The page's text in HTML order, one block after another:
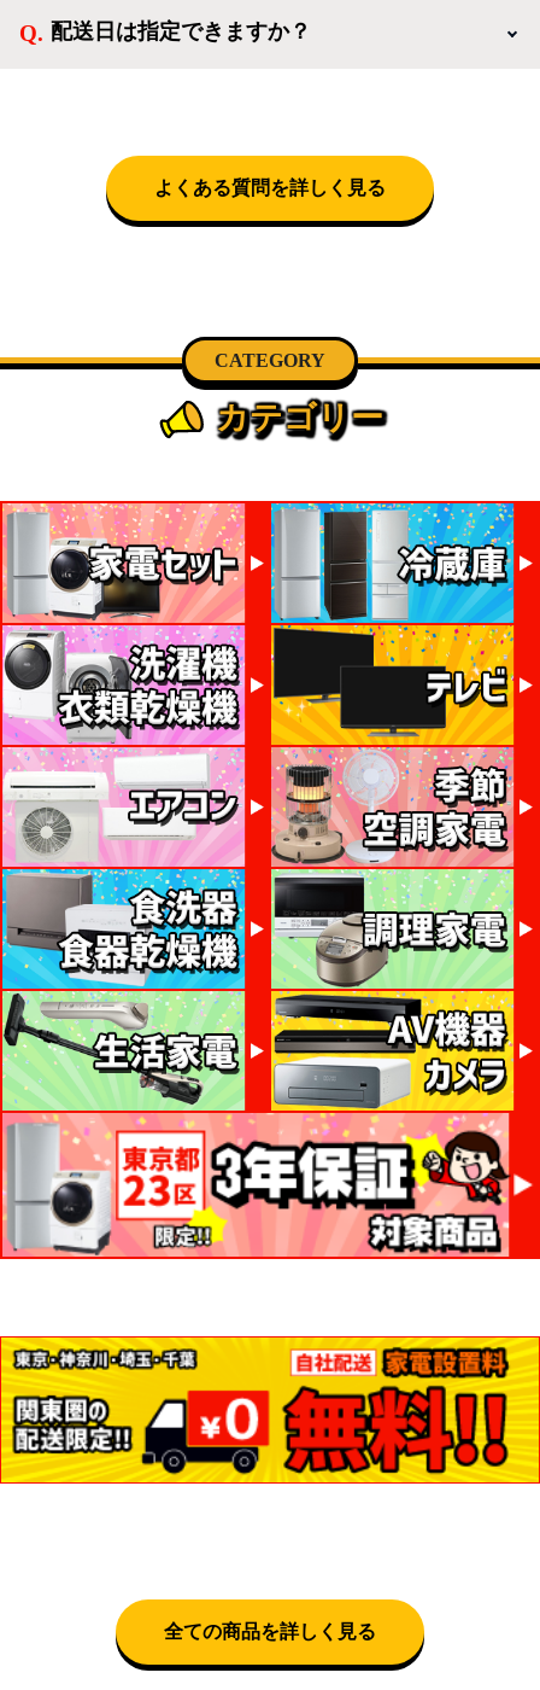
神奈川・千葉)において自社配送を選択いただくこと
配送日は指定できますか？
話にて日時決定に関するご連絡をさせて頂きます。
よくある質問を詳しく見る
CATEGORY
カテゴリー
全ての商品を詳しく見る